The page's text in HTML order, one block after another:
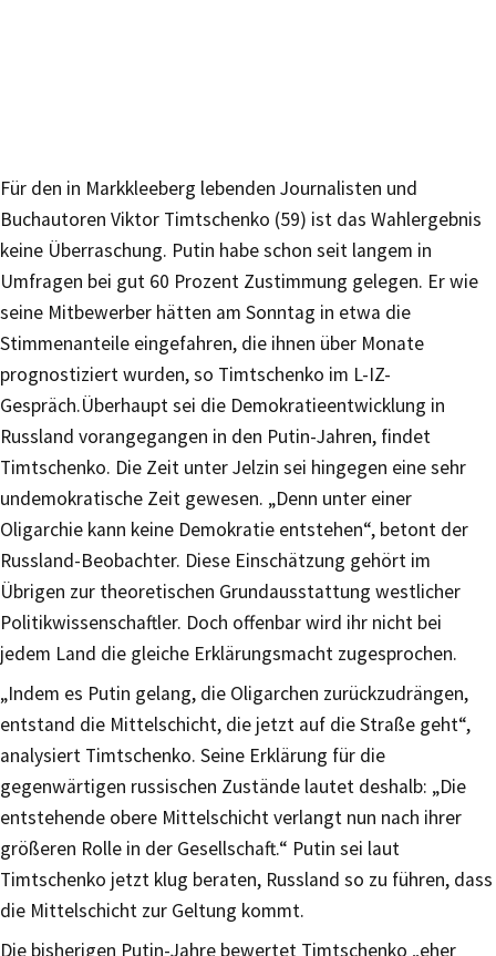
Für den in Markkleeberg lebenden Journalisten und
Buchautoren Viktor Timtschenko (59) ist das Wahlergebnis
keine Überraschung. Putin habe schon seit langem in
Umfragen bei gut 60 Prozent Zustimmung gelegen. Er wie
seine Mitbewerber hätten am Sonntag in etwa die
Stimmenanteile eingefahren, die ihnen über Monate
prognostiziert wurden, so Timtschenko im L-IZ-
Gespräch.Überhaupt sei die Demokratieentwicklung in
Russland vorangegangen in den Putin-Jahren, findet
Timtschenko. Die Zeit unter Jelzin sei hingegen eine sehr
undemokratische Zeit gewesen. „Denn unter einer
Oligarchie kann keine Demokratie entstehen“, betont der
Russland-Beobachter. Diese Einschätzung gehört im
Übrigen zur theoretischen Grundausstattung westlicher
Politikwissenschaftler. Doch offenbar wird ihr nicht bei
jedem Land die gleiche Erklärungsmacht zugesprochen.
„Indem es Putin gelang, die Oligarchen zurückzudrängen,
entstand die Mittelschicht, die jetzt auf die Straße geht“,
analysiert Timtschenko. Seine Erklärung für die
gegenwärtigen russischen Zustände lautet deshalb: „Die
entstehende obere Mittelschicht verlangt nun nach ihrer
größeren Rolle in der Gesellschaft.“ Putin sei laut
Timtschenko jetzt klug beraten, Russland so zu führen, dass
die Mittelschicht zur Geltung kommt.
Die bisherigen Putin-Jahre bewertet Timtschenko „eher